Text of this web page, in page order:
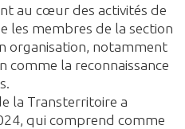
au cœur des activités de
les membres de la section
organisation, notamment
comme la reconnaissance
la Transterritoire a
qui comprend comme